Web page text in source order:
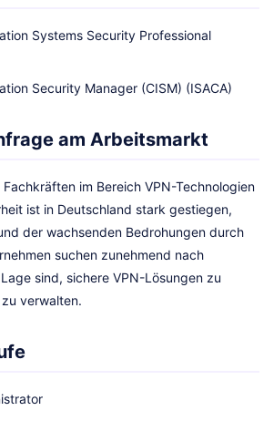
Systems Security Professional
Security Manager (CISM) (ISACA)
am Arbeitsmarkt
im Bereich VPN-Technologien
ist in Deutschland stark gestiegen,
der wachsenden Bedrohungen durch
suchen zunehmend nach
sind, sichere VPN-Lösungen zu
verwalten.